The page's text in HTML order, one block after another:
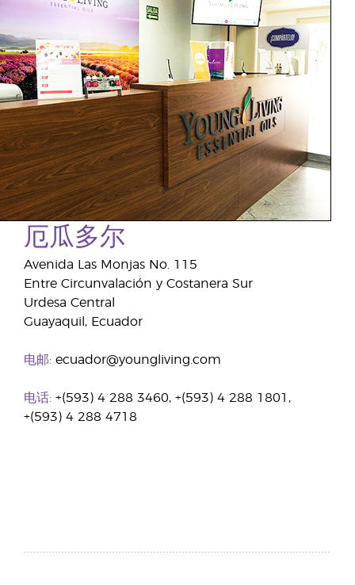
厄瓜多尔
Avenida Las Monjas No. 115
Entre Circunvalación y Costanera Sur
Urdesa Central
Guayaquil, Ecuador
电邮: ecuador@youngliving.com
电话: +(593) 4 288 3460, +(593) 4 288 1801,
+(593) 4 288 4718